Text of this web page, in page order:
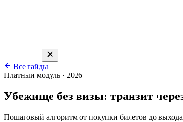
Все гайды
Платный модуль · 2026
Убежище без визы: транзит
Пошаговый алгоритм от покупки билетов до